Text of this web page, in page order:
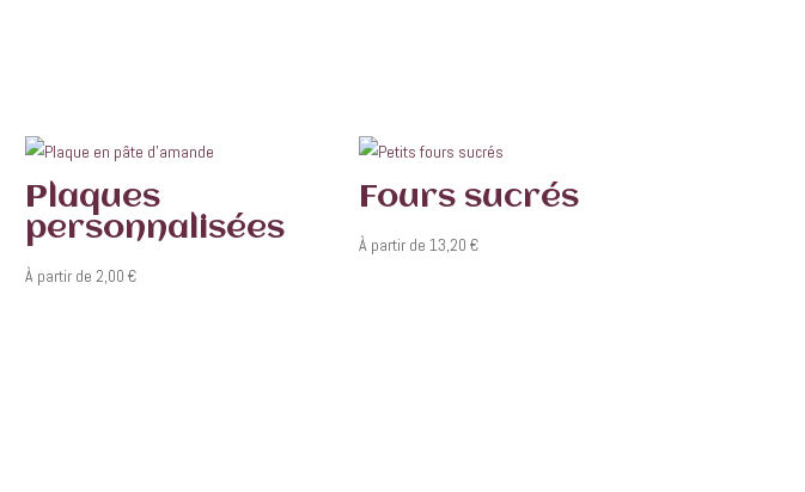
Plaques
personnalisées
À partir de2,00€
Fours sucrés
À partir de13,20€